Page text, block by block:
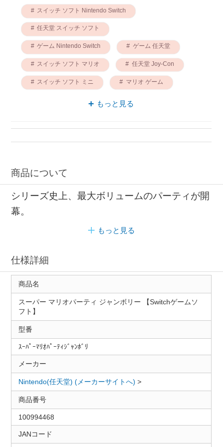
スイッチ ソフト Nintendo Switch
任天堂 スイッチ ソフト
ゲーム Nintendo Switch ゲーム 任天堂
スイッチ ソフト マリオ 任天堂 Joy-Con
スイッチ ソフト ミニ マリオ ゲーム
マリオパーティ 任天堂
もっと見る
商品について
シリーズ史上、最大ボリュームのパーティが開
幕。
もっと見る
仕様詳細
商品名
スーパー マリオパーティ ジャンボリー 【Switchゲームソ
フト】
型番
ｽｰﾊﾟｰﾏﾘｵﾊﾟｰﾃｨｼﾞｬﾝﾎﾞﾘ
メーカー
Nintendo(任天堂) (メーカーサイトへ) >
商品番号
100994468
JANコード